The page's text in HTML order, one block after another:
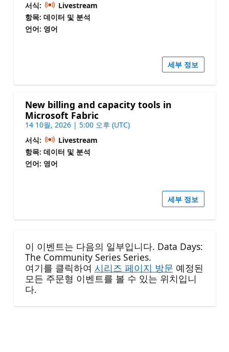
서식:
Livestream
항목: 데이터 및 분석
언어: 영어
세부 정보
New billing and capacity tools in
Microsoft Fabric
14 10월, 2026 | 5:00 오후 (UTC)
서식:
Livestream
항목: 데이터 및 분석
언어: 영어
세부 정보
이 이벤트는 다음의 일부입니다. Data Days:
The Community Series Series.
여기를 클릭하여 시리즈 페이지 방문 예정된
모든 주문형 이벤트를 볼 수 있는 위치입니
다.